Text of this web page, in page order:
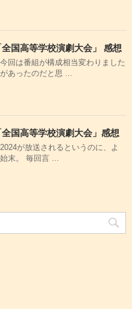
国高等学校演劇大会」 感想
回は番組が構成相当変わりました
あったのだと思 ...
国高等学校演劇大会」感想
が放送されるというのに、よ
末。 毎回言 ...